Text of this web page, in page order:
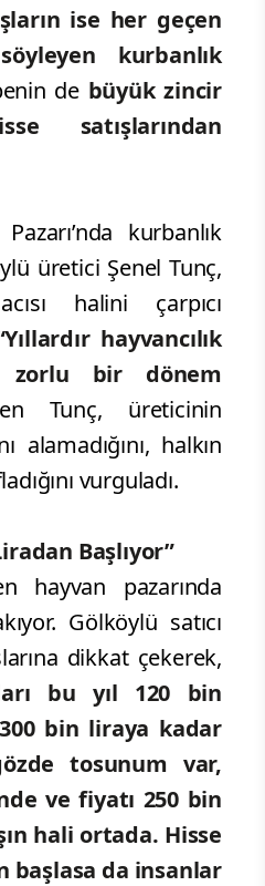
ise her geçen
kurbanlık
de büyük zincir
satışlarından
kurbanlık
üretici Şenel Tunç,
halini çarpıcı
hayvancılık
zorlu bir dönem
Tunç, üreticinin
alamadığını, halkın
vurguladı.
Başlıyor”
hayvan pazarında
Gölköylü satıcı
dikkat çekerek,
bu yıl 120 bin
bin liraya kadar
tosunum var,
ve fiyatı 250 bin
hali ortada. Hisse
başlasa da insanlar